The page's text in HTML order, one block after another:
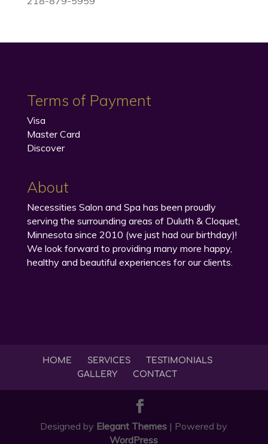
Terms of Payment
Visa
Master Card
Discover
About
Necessities Salon and Spa has been proudly
serving the surrounding areas of Duluth & Cloquet,
Minnesota since 2010 (we just had our birthday)!
We look forward to providing many more happy,
healthy and beautiful experiences for our clients.
HOME SERVICES
TESTIMONIALS
GALLERY
CONTACT
Designed by Elegant Themes | Powered by
WordPress